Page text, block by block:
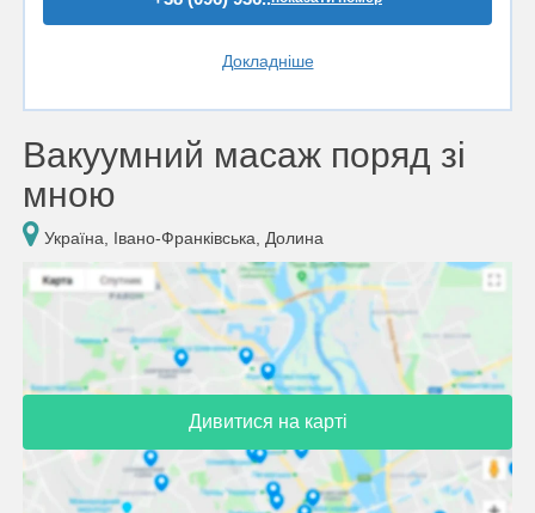
Докладніше
Вакуумний масаж поряд зі
мною
Україна, Івано-Франківська, Долина
Дивитися на карті